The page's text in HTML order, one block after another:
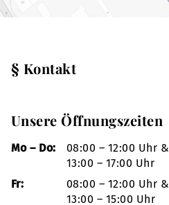
§ Kontakt
Unsere Öffnungszeiten
Mo – Do:
08:00 – 12:00 Uhr &
13:00 – 17:00 Uhr
Fr:
08:00 – 12:00 Uhr &
13:00 – 15:00 Uhr